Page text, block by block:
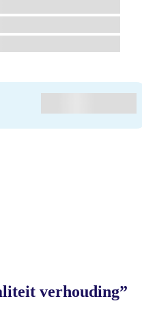
verhouding”